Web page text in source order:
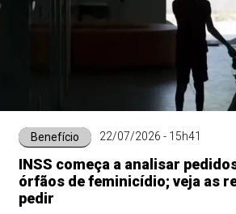
Benefício 22/07/2026 - 15h41
INSS começa a analisar
órfãos de feminicídio; veja as
pedir